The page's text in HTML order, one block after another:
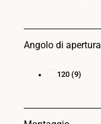
Angolo di apertura
120 (9)